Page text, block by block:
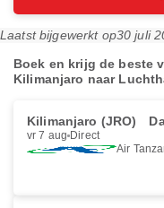
Laatst bijgewerkt op30 juli
Boek en krijg de beste
Kilimanjaro naar
Kilimanjaro (JRO)
vr 7 aug Direct
Air